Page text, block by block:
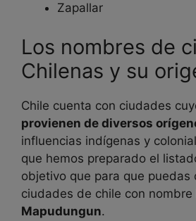
Zapallar
Los nombres de
Chilenas y su
Chile cuenta con ciudades
provienen de diversos
influencias indígenas y
que hemos preparado el
objetivo que para que puedas
ciudades de chile con nombre
Mapudungun.